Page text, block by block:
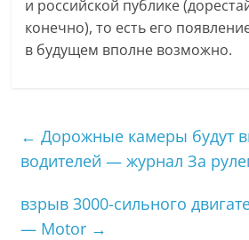
и российской публике
конечно), то есть его
в будущем вполне возможно.
← Дорожные камеры будут
водителей — журнал За
взрыв 3000-сильного
— Motor →